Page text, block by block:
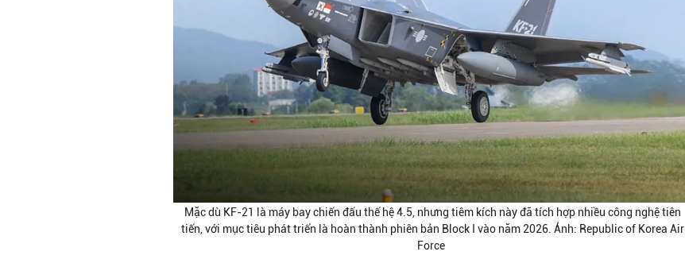
Mặc dù KF-21 là máy bay chiến đấu thế hệ 4.5, nhưng tiêm kích này đã tích hợp nhiều công nghệ tiên
tiến, với mục tiêu phát triển là hoàn thành phiên bản Block I vào năm 2026. Ảnh: Republic of Korea Air
Force